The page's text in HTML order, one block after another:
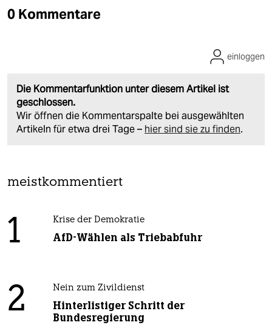
0 Kommentare
Die Kommentarfunktion unter diesem Artikel ist
geschlossen.
Wir öffnen die Kommentarspalte bei ausgewählten
Artikeln für etwa drei Tage – hier sind sie zu finden.
einloggen
meistkommentiert
1 Krise der Demokratie
AfD-Wählen als Triebabfuhr
2 Nein zum Zivildienst
Hinterlistiger Schritt der
Bundesregierung